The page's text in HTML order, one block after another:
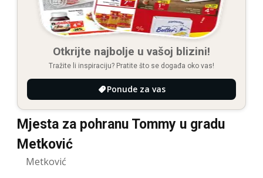
Otkrijte najbolje u vašoj blizini!
Tražite li inspiraciju? Pratite što se događa oko vas!
Ponude za vas
Mjesta za pohranu Tommy u gradu
Metković
Metković